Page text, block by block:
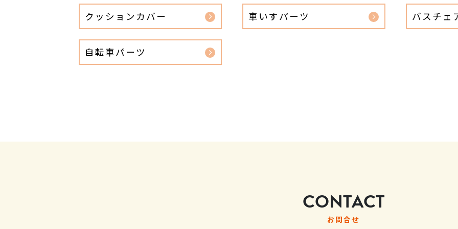
クッションカバー 車いすパーツ バスチェ
自転車パーツ
CONTACT
お問合せ